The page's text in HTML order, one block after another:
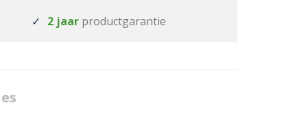
2 jaar productgarantie